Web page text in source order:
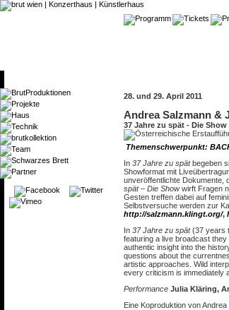
28. und 29. April 2011
Andrea Salzmann &
37 Jahre zu spät - Die Show
Themenschwerpunkt:
In 37 Jahre zu spätbegeben
Showformat mit
unveröffentlichte Dokumente,
spät – Die Showwirft Fragen
Gesten treffen dabei auf
Selbstversuche werden zur
http://salzmann.klingt.org/,
In 37 Jahre zu spät(37 years
featuring a live broadcast
authentic insight into the
questions about the
artistic approaches. Wild
every criticism is immediately
Performance Julia Kläring,
Eine Koproduktion von